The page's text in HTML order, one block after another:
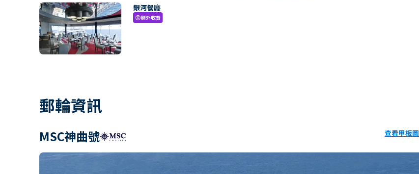
銀河餐廳
paid額外收費
郵輪資訊
MSC神曲號 查看甲板圖